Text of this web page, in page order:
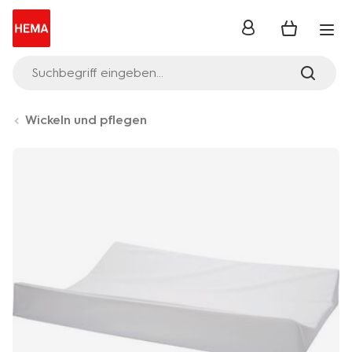
Suchbegriff eingeben...
Anmelden
Wickeln und pflegen